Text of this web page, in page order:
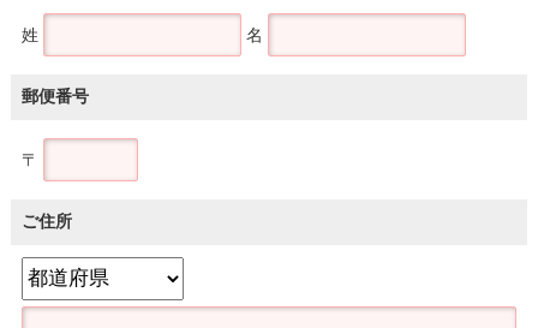
姓 名
郵便番号
〒
ご住所